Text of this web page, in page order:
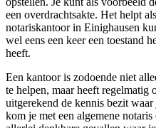
een overdrachtsakte. Het helpt
notariskantoor in Einighausen
wel eens een keer een toestand
heeft.
Een kantoor is zodoende niet
te helpen, maar heeft regelmatig
uitgerekend de kennis bezit
kom je met een algemene